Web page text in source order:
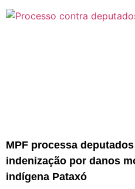
MPF processa
indenização por danos
indígena Pataxó